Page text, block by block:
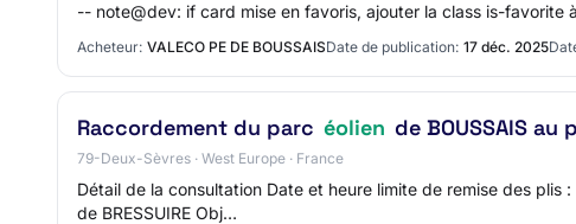
-- note@dev: if card mise en favoris, ajouter la class is-favorite
Acheteur: VALECO PE DE BOUSSAISDate de publication: 17 déc. 2025
Raccordement du parc éolien de BOUSSAIS au
79-Deux-Sèvres · West Europe · France
Détail de la consultation Date et heure limite de remise des
de BRESSUIRE Obj…